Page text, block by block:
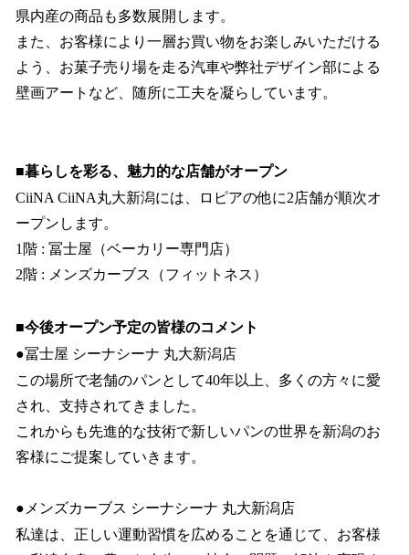
県内産の商品も多数展開します。
また、お客様により一層お買い物をお楽しみいただける
よう、お菓子売り場を走る汽車や弊社デザイン部による
壁画アートなど、随所に工夫を凝らしています。
■暮らしを彩る、魅力的な店舗がオープン
CiiNA CiiNA丸大新潟には、ロピアの他に2店舗が順次オ
ープンします。
1階 : 冨士屋（ベーカリー専門店）
2階 : メンズカーブス（フィットネス）
■今後オープン予定の皆様のコメント
●冨士屋 シーナシーナ 丸大新潟店
この場所で老舗のパンとして40年以上、多くの方々に愛
され、支持されてきました。
これからも先進的な技術で新しいパンの世界を新潟のお
客様にご提案していきます。
●メンズカーブス シーナシーナ 丸大新潟店
私達は、正しい運動習慣を広めることを通じて、お客様